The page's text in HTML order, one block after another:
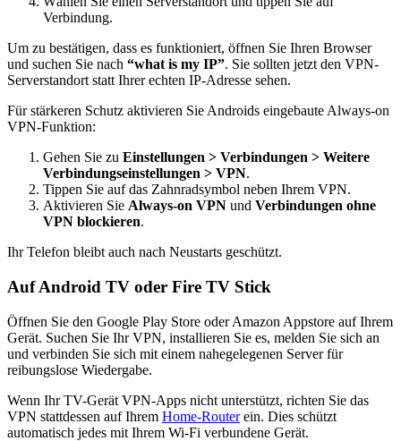
Verbindung.
Um zu bestätigen, dass es funktioniert, öffnen Sie Ihren Browser
und suchen Sie nach “what is my IP”. Sie sollten jetzt den VPN-
Serverstandort statt Ihrer echten IP-Adresse sehen.
Für stärkeren Schutz aktivieren Sie Androids eingebaute Always-on
VPN-Funktion:
Gehen Sie zu Einstellungen > Verbindungen > Weitere
Verbindungseinstellungen > VPN.
Tippen Sie auf das Zahnradsymbol neben Ihrem VPN.
Aktivieren Sie Always-on VPN und Verbindungen ohne
VPN blockieren.
Ihr Telefon bleibt auch nach Neustarts geschützt.
Auf Android TV oder Fire TV Stick
Öffnen Sie den Google Play Store oder Amazon Appstore auf Ihrem
Gerät. Suchen Sie Ihr VPN, installieren Sie es, melden Sie sich an
und verbinden Sie sich mit einem nahegelegenen Server für
reibungslose Wiedergabe.
Wenn Ihr TV-Gerät VPN-Apps nicht unterstützt, richten Sie das
VPN stattdessen auf Ihrem Home-Routerein. Dies schützt
automatisch jedes mit Ihrem Wi-Fi verbundene Gerät.